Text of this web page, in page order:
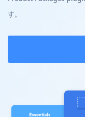
す。